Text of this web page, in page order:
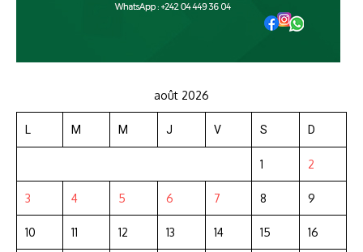
août 2026
L M M J V S D
1 2
3 4 5 6 7 8 9
10 11 12 13 14 15 16